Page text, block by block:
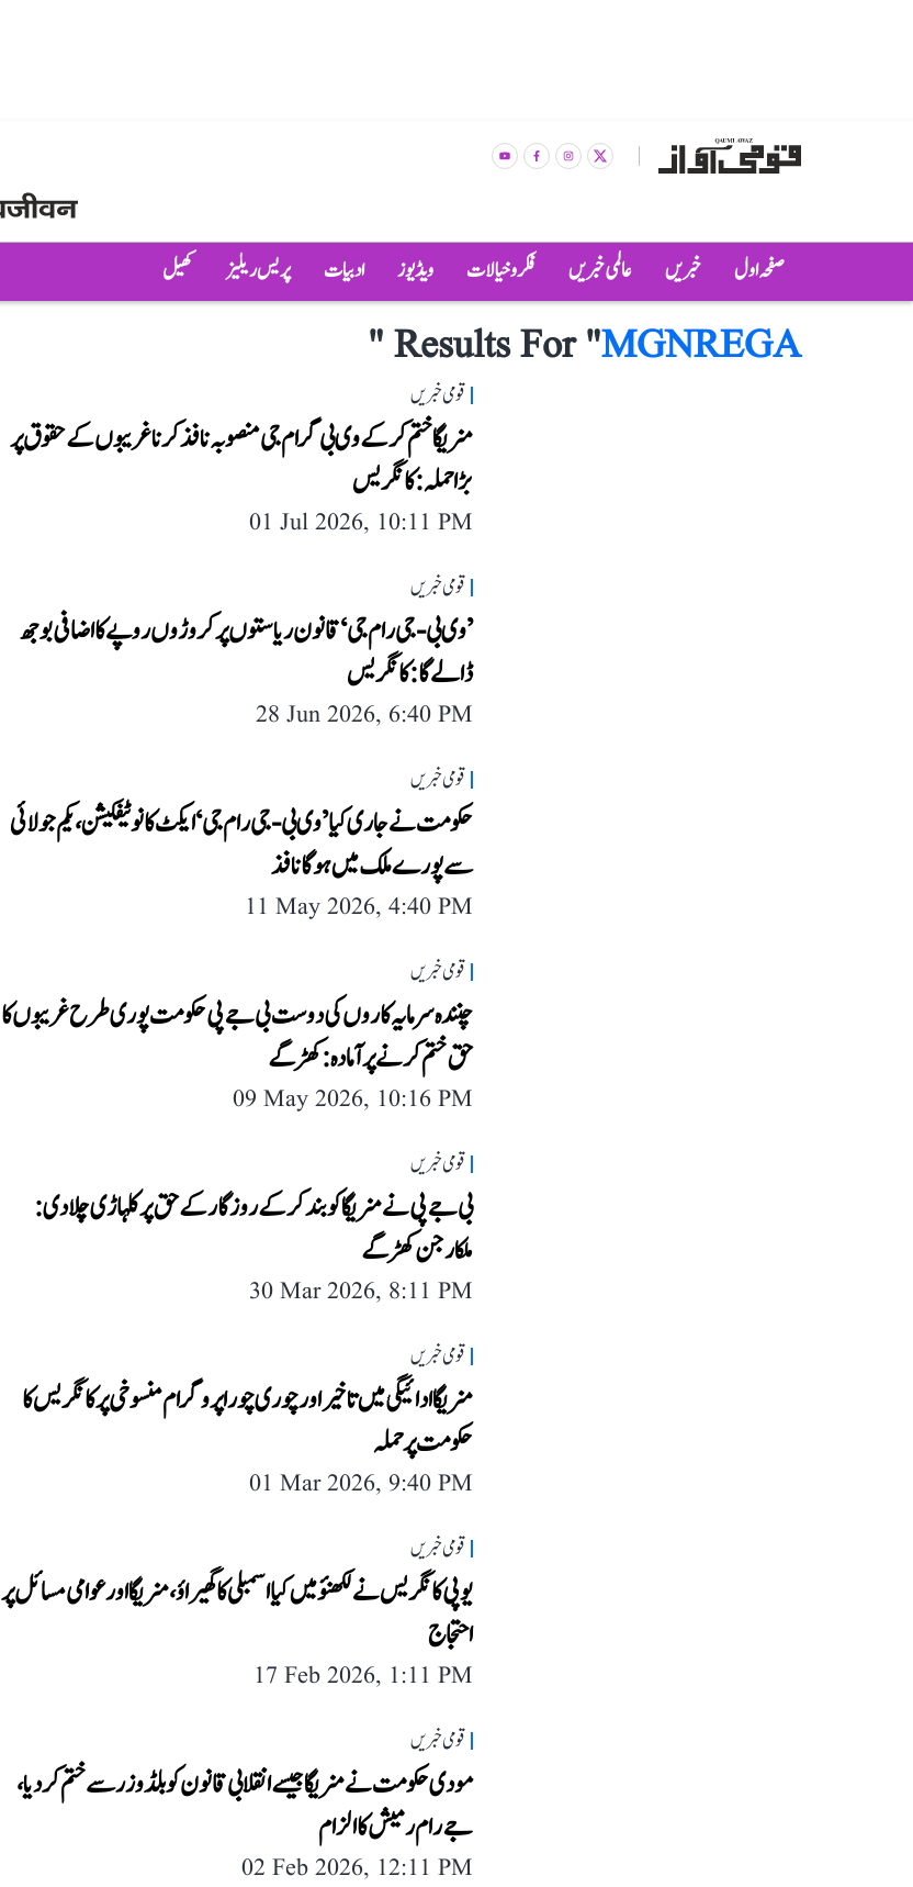
صفحہ اول خبریں عالمی خبریں فکر و خیالات ویڈیوز ادبیات پریس ریلیز کھیل
Results For "MGNREGA
"
قومی خبریں
منریگا ختم کر کے وی بی گرام جی منصوبہ نافذ کرنا غریبوں کے حقوق پر
بڑا حملہ: کانگریس
01 Jul 2026, 10:11 PM
قومی خبریں
’وی بی-جی رام جی‘ قانون ریاستوں پر کروڑوں روپے کا اضافی بوجھ
ڈالے گا: کانگریس
28 Jun 2026, 6:40 PM
قومی خبریں
حکومت نے جاری کیا ’وی بی-جی رام جی‘ ایکٹ کا نوٹیفکیشن، یکم جولائی
سے پورے ملک میں ہوگا نافذ
11 May 2026, 4:40 PM
قومی خبریں
چنندہ سرمایہ کاروں کی دوست بی جے پی حکومت پوری طرح غریبوں کا
حق ختم کرنے پر آمادہ: کھڑگے
09 May 2026, 10:16 PM
قومی خبریں
بی جے پی نے منریگا کو بند کر کے روزگار کے حق پر کلہاڑی چلا دی:
ملکارجن کھڑگے
30 Mar 2026, 8:11 PM
قومی خبریں
منریگا ادائیگی میں تاخیر اور چوری چورا پروگرام منسوخی پر کانگریس کا
حکومت پر حملہ
01 Mar 2026, 9:40 PM
قومی خبریں
یوپی کانگریس نے لکھنؤ میں کیا اسمبلی کا گھیراؤ، منریگا اور عوامی مسائل پر
احتجاج
17 Feb 2026, 1:11 PM
قومی خبریں
مودی حکومت نے منریگا جیسے انقلابی قانون کو بلڈوزر سے ختم کر دیا،
جے رام رمیش کا الزام
02 Feb 2026, 12:11 PM